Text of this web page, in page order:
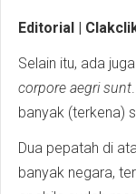
Editorial |
Selain itu, ada
corpore aegri sunt
banyak (terkena)
Dua pepatah di
banyak negara,